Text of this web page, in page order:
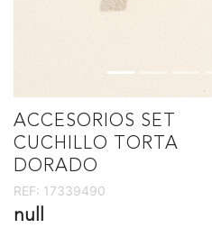
ACCESORIOS SET
CUCHILLO TORTA
DORADO
REF: 17339490
null